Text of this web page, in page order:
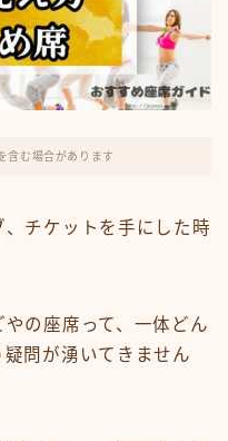
含む場合があります
チケットを手にした時
の座席って、一体どん
問が湧いてきません